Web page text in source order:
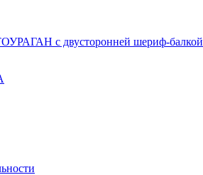
с двусторонней шериф-балкой